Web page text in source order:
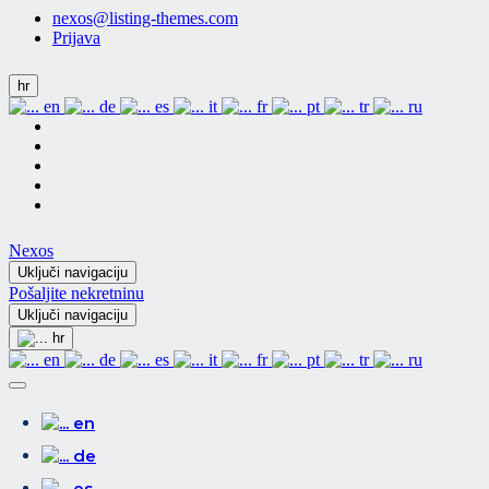
nexos@listing-themes.com
Prijava
hr
en de es it fr pt tr ru
Nexos
Uključi navigaciju
Pošaljite nekretninu
Uključi navigaciju
hr
en de es it fr pt tr ru
en
de